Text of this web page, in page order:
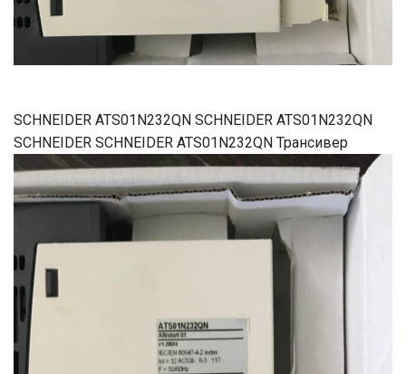
SCHNEIDER ATS01N232QN SCHNEIDER ATS01N232QN
SCHNEIDER SCHNEIDER ATS01N232QN Трансивер